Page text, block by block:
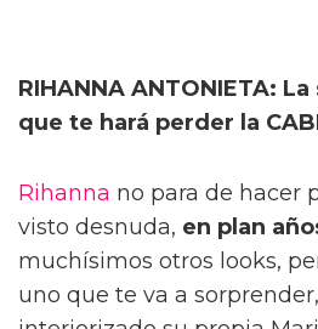
RIHANNA ANTONIETA:
que te hará perder la
Rihanna no para de hacer
visto desnuda, en plan
muchísimos otros looks,
uno que te va a